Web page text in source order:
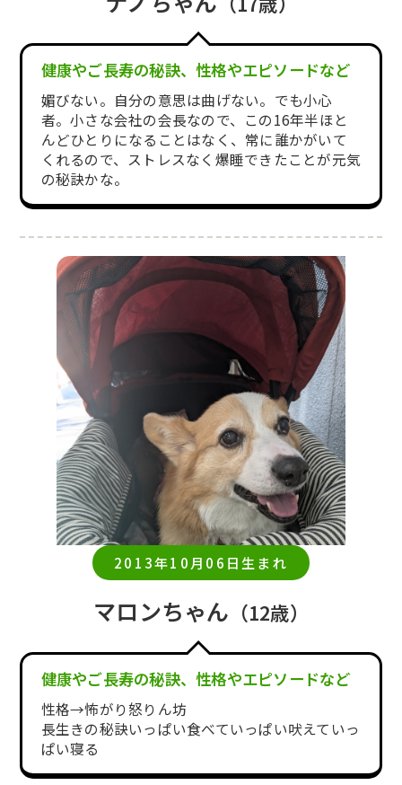
健康やご長寿の秘訣、性格やエピソードなど
媚びない。自分の意思は曲げない。でも小心
者。小さな会社の会長なので、この16年半ほと
んどひとりになることはなく、常に誰かがいて
くれるので、ストレスなく爆睡できたことが元気
の秘訣かな。
2013年10月06日生まれ
マロンちゃん （12歳）
健康やご長寿の秘訣、性格やエピソードなど
性格→怖がり怒りん坊
長生きの秘訣いっぱい食べていっぱい吠えていっ
ぱい寝る